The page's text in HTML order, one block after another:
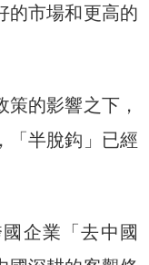
的市場和更高的
的影響之下，
「半脫鈎」已經
企業「去中國